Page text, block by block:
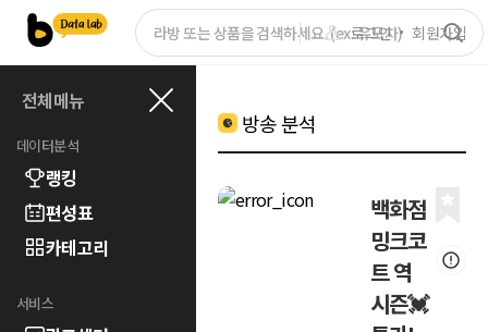
로그인 회원가입
전체메뉴
데이터분석
랭킹
편성표
카테고리
서비스
방송 분석
백화점
밍크코
트 역
시즌💓